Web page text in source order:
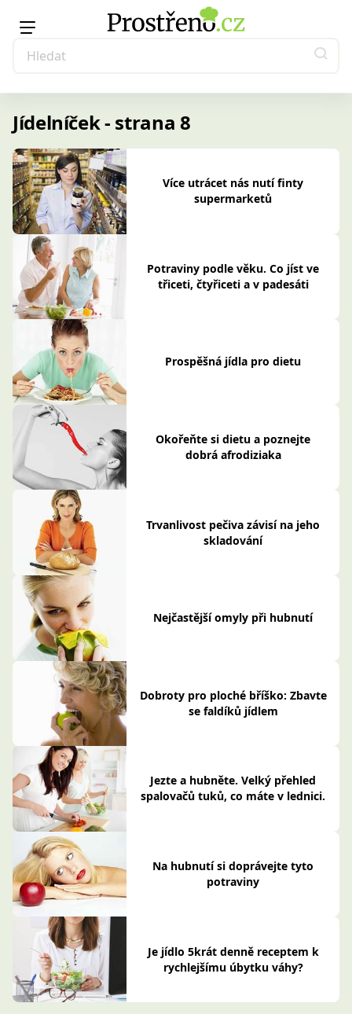
Jídelníček - strana 8
Více utrácet nás nutí finty
supermarketů
Potraviny podle věku. Co jíst ve
třiceti, čtyřiceti a v padesáti
Prospěšná jídla pro dietu
Okořeňte si dietu a poznejte
dobrá afrodiziaka
Trvanlivost pečiva závisí na jeho
skladování
Nejčastější omyly při hubnutí
Dobroty pro ploché bříško: Zbavte
se faldíků jídlem
Jezte a hubněte. Velký přehled
spalovačů tuků, co máte v lednici.
Na hubnutí si doprávejte tyto
potraviny
Je jídlo 5krát denně receptem k
rychlejšímu úbytku váhy?